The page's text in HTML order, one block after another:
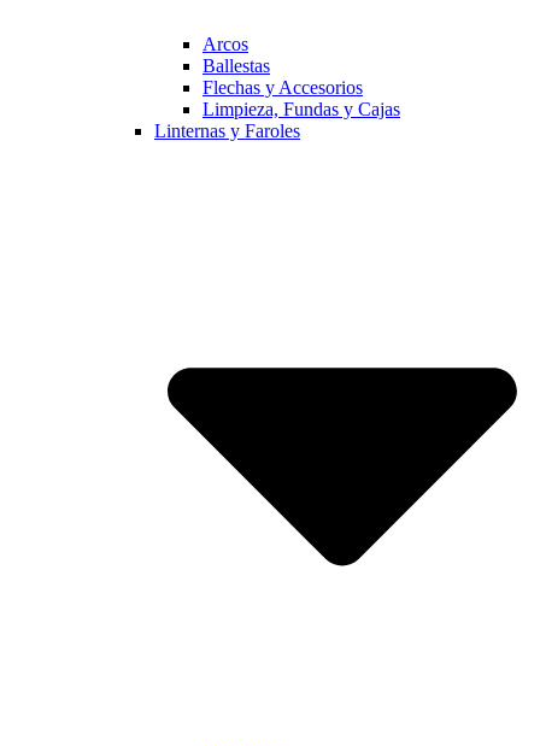
Arcos
Ballestas
Flechas y Accesorios
Limpieza, Fundas y Cajas
Linternas y Faroles